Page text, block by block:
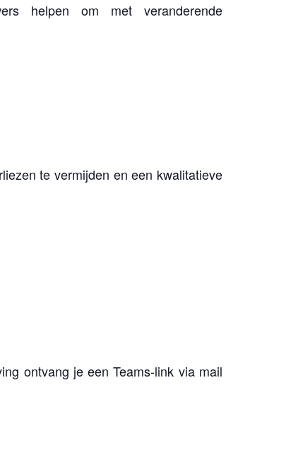
helpen om met veranderende
te vermijden en een kwalitatieve
ontvang je een Teams-link via mail